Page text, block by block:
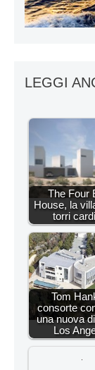
LEGGI
The Four
House, la
torri
Tom
consorte
una nuova
Los